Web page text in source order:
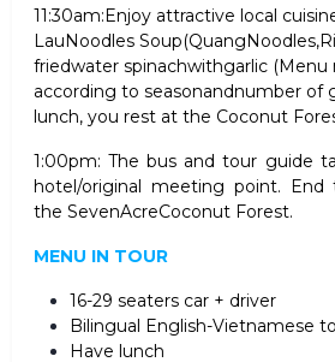
11:30am:Enjoy attractive local
LauNoodles
friedwater spinachwithgarlic (Menu
according to seasonandnumber of
lunch, you rest at the Coconut
1:00pm: The bus and tour guide
hotel/original meeting point.
the SevenAcreCoconut Forest.
MENU IN TOUR
16-29 seaters car + driver
Bilingual English-Vietnamese
Have lunch